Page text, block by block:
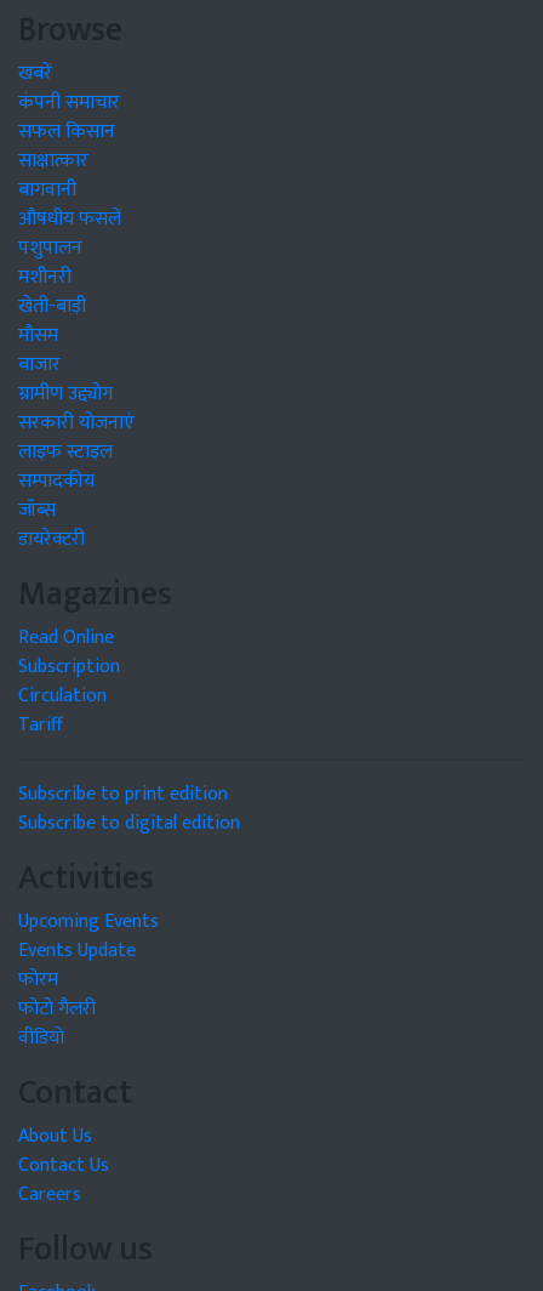
Browse
खबरें
कंपनी समाचार
सफल किसान
साक्षात्कार
बागवानी
औषधीय फसलें
पशुपालन
मशीनरी
खेती-बाड़ी
मौसम
बाजार
ग्रामीण उद्द्योग
सरकारी योजनाएं
लाइफ स्टाइल
सम्पादकीय
जॉब्स
डायरेक्टरी
Magazines
Read Online
Subscription
Circulation
Tariff
Subscribe to print edition
Subscribe to digital edition
Activities
Upcoming Events
Events Update
फोरम
फोटो गैलरी
वीडियो
Contact
About Us
Contact Us
Careers
Follow us